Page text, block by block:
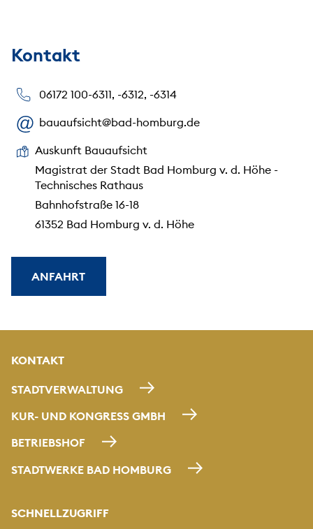
Kontakt
06172 100-6311, -6312, -6314
bauaufsicht@bad-homburg.de
Auskunft Bauaufsicht
Magistrat der Stadt Bad Homburg v. d. Höhe -
Technisches Rathaus
Bahnhofstraße 16-18
61352 Bad Homburg v. d. Höhe
ANFAHRT
KONTAKT
STADTVERWALTUNG
KUR- UND KONGRESS GMBH
BETRIEBSHOF
STADTWERKE BAD HOMBURG
SCHNELLZUGRIFF